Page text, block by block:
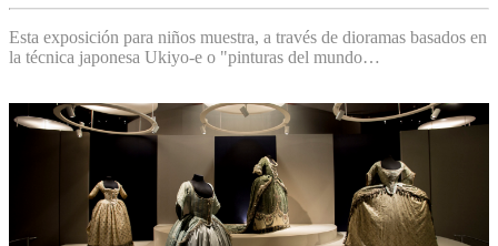
Esta exposición para niños muestra, a través de dioramas basados en
la técnica japonesa Ukiyo-e o "pinturas del mundo…